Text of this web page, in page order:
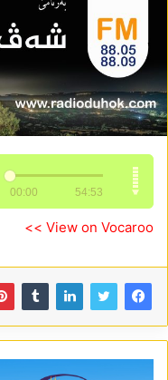
View on Vocaroo >>